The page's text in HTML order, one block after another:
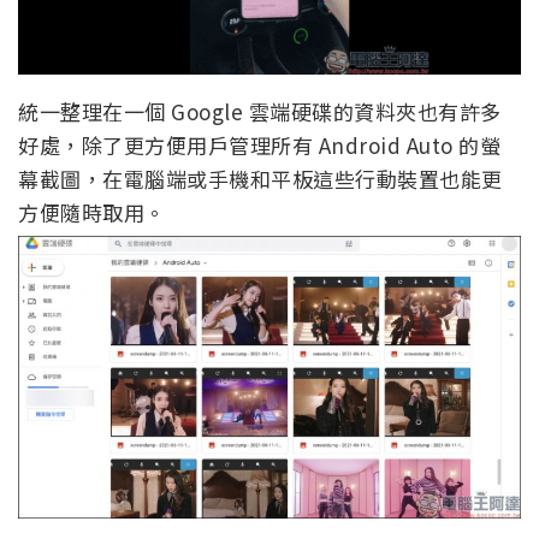
統一整理在一個 Google 雲端硬碟的資料夾也有許多
好處，除了更方便用戶管理所有 Android Auto 的螢
幕截圖，在電腦端或手機和平板這些行動裝置也能更
方便隨時取用。